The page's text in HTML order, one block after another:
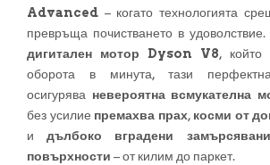
Advanced – когато технологията
превръща почистването в
дигитален мотор Dyson V8, който
оборота в минута, тази перфектна
осигурява невероятна всмукателна
без усилие премахва прах, косми от
идълбоко вградени
повърхности – от килим до паркет.